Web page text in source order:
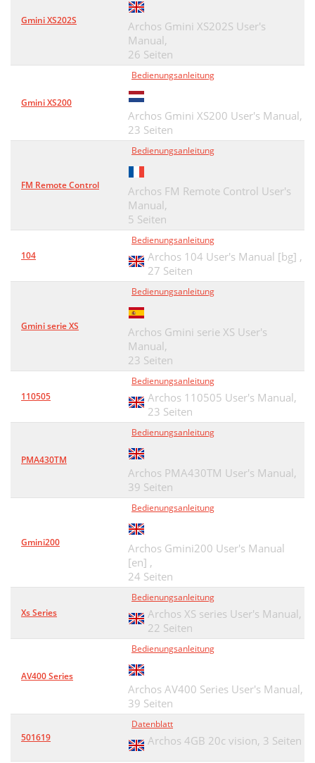
Gmini XS202S
Archos Gmini XS202S User's
Manual,
26 Seiten
Gmini XS200
Bedienungsanleitung
Archos Gmini XS200 User's Manual,
23 Seiten
FM Remote Control
Bedienungsanleitung
Archos FM Remote Control User's
Manual,
5 Seiten
104
Bedienungsanleitung
Archos 104 User's Manual [bg] ,
27 Seiten
Gmini serie XS
Bedienungsanleitung
Archos Gmini serie XS User's
Manual,
23 Seiten
110505
Bedienungsanleitung
Archos 110505 User's Manual,
23 Seiten
PMA430TM
Bedienungsanleitung
Archos PMA430TM User's Manual,
39 Seiten
Gmini200
Bedienungsanleitung
Archos Gmini200 User's Manual
[en] ,
24 Seiten
Xs Series
Bedienungsanleitung
Archos XS series User's Manual,
22 Seiten
AV400 Series
Bedienungsanleitung
Archos AV400 Series User's Manual,
39 Seiten
501619
Datenblatt
Archos 4GB 20c vision, 3 Seiten